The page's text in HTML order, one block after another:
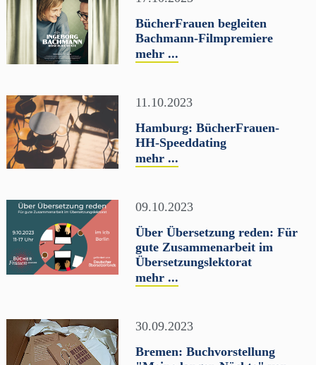
BücherFrauen begleiten
Bachmann-Filmpremiere
mehr ...
11.10.2023
Hamburg: BücherFrauen-
HH-Speeddating
mehr ...
09.10.2023
Über Übersetzung reden: Für
gute Zusammenarbeit im
Übersetzungslektorat
mehr ...
30.09.2023
Bremen: Buchvorstellung